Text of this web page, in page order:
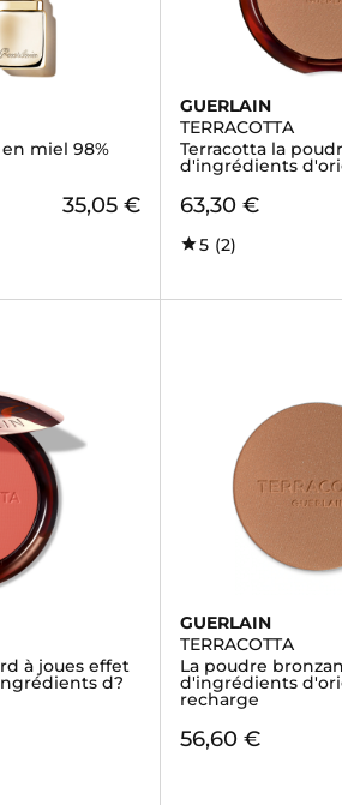
miel 98%
35,05 €
GUERLAIN
TERRACOTTA
Terracotta la
d'ingrédients
63,30 €
5 (2)
à joues effet
d?
GUERLAIN
TERRACOTTA
La poudre
d'ingrédients
recharge
56,60 €